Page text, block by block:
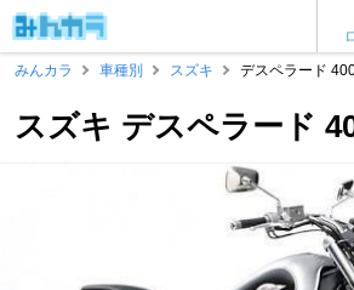
みんカラ
車種別 スズキ デスペラード
スズキ デスペラード